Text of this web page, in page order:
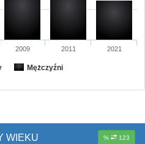
Mężczyźni
2009 2011 2021
% 123
WIEKU